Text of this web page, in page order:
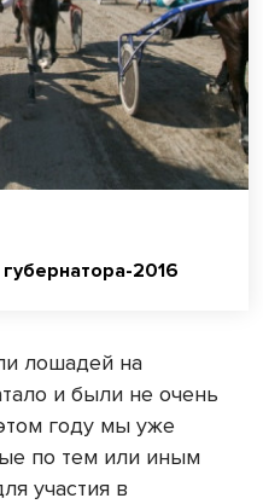
2016
лошадей на
и были не очень
году мы уже
по тем или иным
участия в